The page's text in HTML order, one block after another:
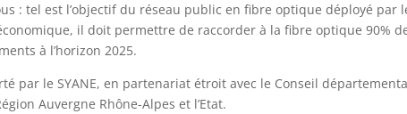
: tel est l’objectif du réseau public en fibre optique déployé par
il doit permettre de raccorder à la fibre optique 90%
à l’horizon 2025.
par le SYANE, en partenariat étroit avec le Conseil
Auvergne Rhône-Alpes et l’Etat.